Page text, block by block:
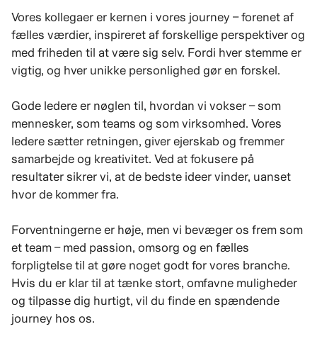
Vores kollegaer er kernen i vores journey – forenet af
fælles værdier, inspireret af forskellige perspektiver og
med friheden til at være sig selv. Fordi hver stemme er
vigtig, og hver unikke personlighed gør en forskel.
Gode ledere er nøglen til, hvordan vi vokser – som
mennesker, som teams og som virksomhed. Vores
ledere sætter retningen, giver ejerskab og fremmer
samarbejde og kreativitet. Ved at fokusere på
resultater sikrer vi, at de bedste ideer vinder, uanset
hvor de kommer fra.
Forventningerne er høje, men vi bevæger os frem som
et team – med passion, omsorg og en fælles
forpligtelse til at gøre noget godt for vores branche.
Hvis du er klar til at tænke stort, omfavne muligheder
og tilpasse dig hurtigt, vil du finde en spændende
journey hos os.